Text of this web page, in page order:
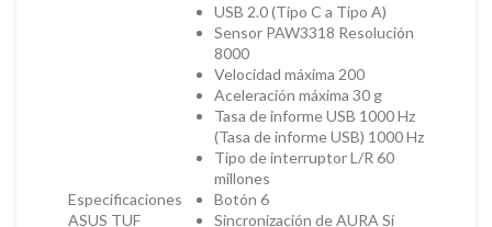
Especificaciones
ASUS TUF
USB 2.0 (Tipo C a Tipo A)
Sensor PAW3318 Resolución
8000
Velocidad máxima 200
Aceleración máxima 30 g
Tasa de informe USB 1000 Hz
(Tasa de informe USB) 1000 Hz
Tipo de interruptor L/R 60
millones
Botón 6
Sincronización de AURA Sí